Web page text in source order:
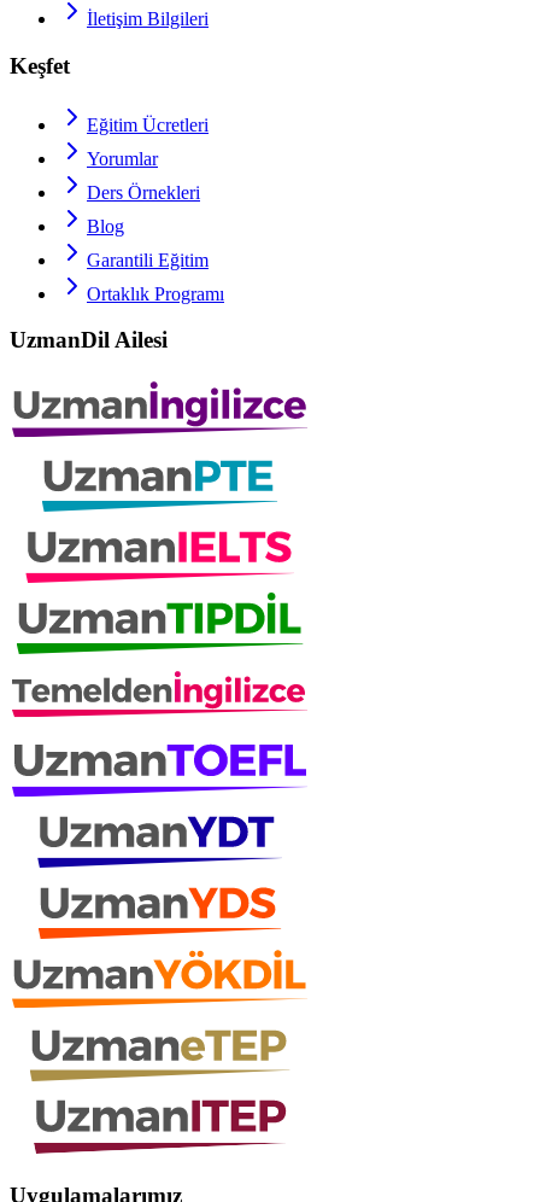
İletişim Bilgileri
Keşfet
Eğitim Ücretleri
Yorumlar
Ders Örnekleri
Blog
Garantili Eğitim
Ortaklık Programı
UzmanDil Ailesi
Uygulamalarımız